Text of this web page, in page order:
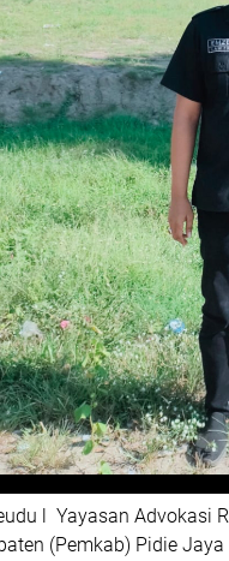
l Yayasan Advokasi
(Pemkab) Pidie